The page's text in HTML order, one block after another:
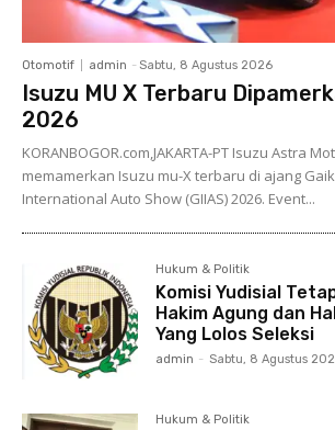
Otomotif admin - Sabtu, 8 Agustus 2026
Isuzu MU X Terbaru
2026
KORANBOGOR.com,JAKARTA-PT Isuzu Astra
memamerkan Isuzu mu-X terbaru di ajang
International Auto Show (GIIAS) 2026. Event...
Hukum & Politik
Komisi Yudisial
Hakim Agung dan
Yang Lolos Seleksi
admin - Sabtu, 8 Agustus
Hukum & Politik